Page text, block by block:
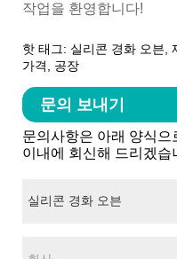
작업을 환영합니다!
핫 태그: 실리콘 경화 오븐,
가격, 공장
문의 보내기
문의사항은 아래 양식
이내에 회신해 드리겠습